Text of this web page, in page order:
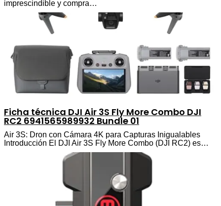
imprescindible y compra…
Ficha técnica DJI Air 3S Fly More Combo DJI
RC2 6941565989932 Bundle 01
Air 3S: Dron con Cámara 4K para Capturas Inigualables
Introducción El DJI Air 3S Fly More Combo (DJI RC2) es…